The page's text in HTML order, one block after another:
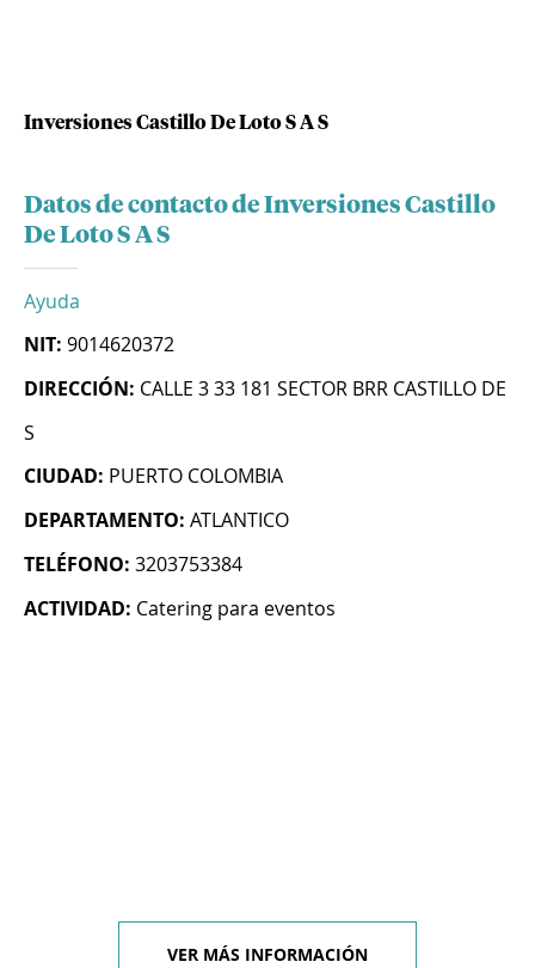
Inversiones Castillo De Loto S A S
Datos de contacto de Inversiones Castillo
De Loto S A S
Ayuda
NIT: 9014620372
DIRECCIÓN: CALLE 3 33 181 SECTOR BRR CASTILLO DE
S
CIUDAD: PUERTO COLOMBIA
DEPARTAMENTO: ATLANTICO
TELÉFONO: 3203753384
ACTIVIDAD: Catering para eventos
VER MÁS INFORMACIÓN